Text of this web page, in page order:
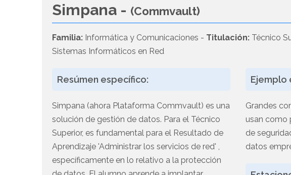
Simpana - (Commvault)
Familia: Informática y Comunicaciones - Titulación: Técnico
Sistemas Informáticos en Red
Resúmen específico:
Simpana (ahora Plataforma Commvault) es una
solución de gestión de datos. Para el Técnico
Superior, es fundamental para el Resultado de
Aprendizaje 'Administrar los servicios de red' ,
específicamente en lo relativo a la protección
Ejemplo
Grandes
usan como
de
datos